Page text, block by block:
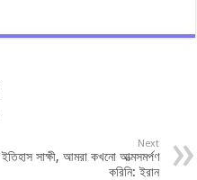
Next
ইতিহাস সাক্ষী, আমরা কখনো আত্মসমর্পণ
করিনি: ইরান